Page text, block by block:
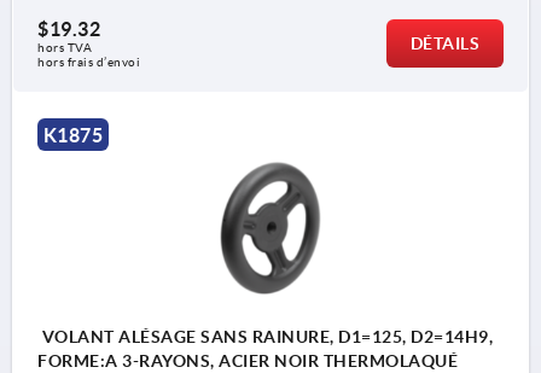
$19.32
hors TVA
hors frais d’envoi
DÉTAILS
K1875
VOLANT ALÉSAGE SANS RAINURE, D1=125, D2=14H9,
FORME:A 3-RAYONS, ACIER NOIR THERMOLAQUÉ